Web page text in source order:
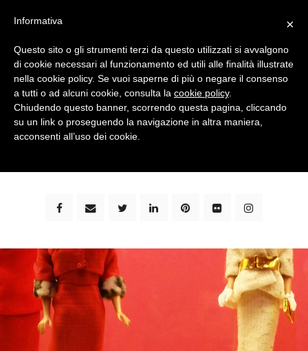
bimbi e viaggi - family travel blog: community #1 in
×
Informativa
Questo sito o gli strumenti terzi da questo utilizzati si avvalgono
di cookie necessari al funzionamento ed utili alle finalità illustrate
nella cookie policy. Se vuoi saperne di più o negare il consenso
a tutti o ad alcuni cookie, consulta la cookie policy.
Chiudendo questo banner, scorrendo questa pagina, cliccando
su un link o proseguendo la navigazione in altra maniera,
acconsenti all’uso dei cookie.